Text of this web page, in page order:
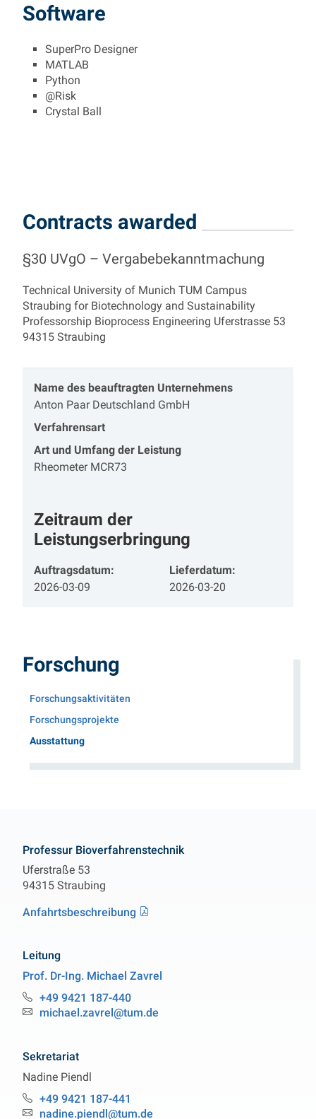
Software
SuperPro Designer
MATLAB
Python
@Risk
Crystal Ball
Contracts awarded
§30 UVgO – Vergabebekanntmachung
Technical University of Munich TUM Campus
Straubing for Biotechnology and Sustainability
Professorship Bioprocess Engineering Uferstrasse 53
94315 Straubing
Name des beauftragten Unternehmens
Anton Paar Deutschland GmbH
Verfahrensart
Art und Umfang der Leistung
Rheometer MCR73
Zeitraum der
Leistungserbringung
Auftragsdatum:
2026-03-09
Lieferdatum:
2026-03-20
Forschung
Forschungsaktivitäten
Forschungsprojekte
Ausstattung(Aktueller Menüpunkt)
Professur Bioverfahrenstechnik
Uferstraße 53
94315 Straubing
Anfahrtsbeschreibung
Leitung
Prof. Dr-Ing. Michael Zavrel
Professur Bioverfahrenstechnik
Telefon:
+49 9421 187-440
Email:michael.zavrel@tum.de
Sekretariat
Nadine Piendl
Professur Bioverfahrenstechnik
Telefon:
+49 9421 187-441
Email:nadine.piendl@tum.de